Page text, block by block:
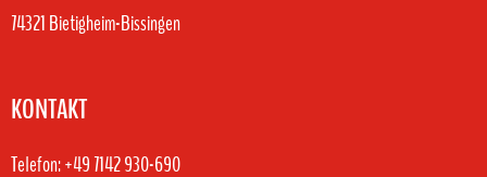
74321 Bietigheim-Bissingen
KONTAKT
Telefon: +49 7142 930-690